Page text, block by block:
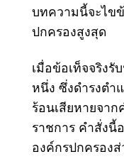
บทความนี้จะไข
ปกครองสูงสุด
เมื่อข้อเท็จจริงรั
หนึ่ง ซึ่งดำรงตำ
ร้อนเสียหายจา
ราชการ คำสั่งนี้
องค์กรปกครอง